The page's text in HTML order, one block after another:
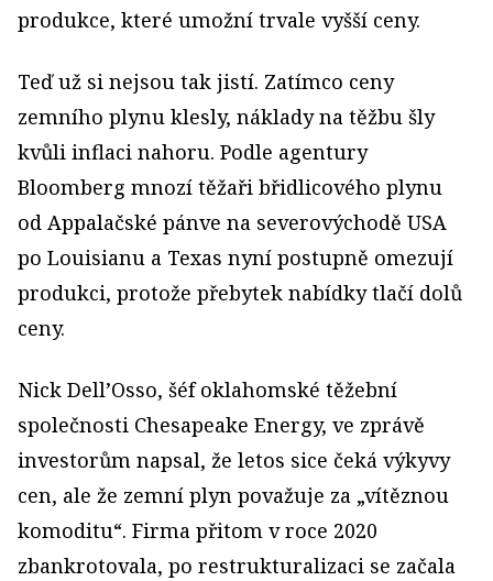
produkce, které umožní trvale vyšší ceny.
Teď už si nejsou tak jistí. Zatímco ceny
zemního plynu klesly, náklady na těžbu šly
kvůli inflaci nahoru. Podle agentury
Bloomberg mnozí těžaři břidlicového plynu
od Appalačské pánve na severovýchodě USA
po Louisianu a Texas nyní postupně omezují
produkci, protože přebytek nabídky tlačí dolů
ceny.
Nick Dell’Osso, šéf oklahomské těžební
společnosti Chesapeake Energy, ve zprávě
investorům napsal, že letos sice čeká výkyvy
cen, ale že zemní plyn považuje za „vítěznou
komoditu“. Firma přitom v roce 2020
zbankrotovala, po restrukturalizaci se začala